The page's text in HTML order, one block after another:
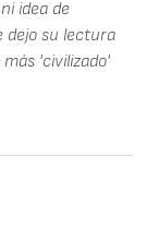
idea de
dejo su lectura
'civilizado'